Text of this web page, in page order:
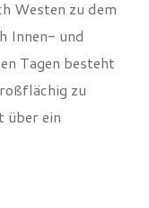
Westen zu dem
Innen- und
Tagen besteht
zu
über ein